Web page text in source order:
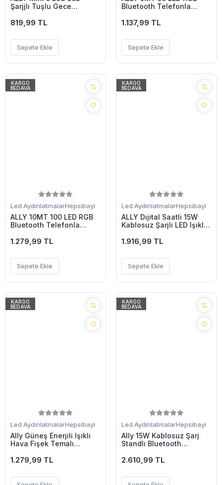
Şarjjlı Tuşlu Gece
819,99 TL
Sepete Ekle
Bluetooth Telefonla
Lamba İos-Android-
1.137,99 TL
Sepete Ekle
KARGO
BEDAVA
Led AydınlatmalarHepsibayi
ALLY 10MT 100 LED RGB
Bluetooth Telefonla
Lamba İos-Android-
1.279,99 TL
Sepete Ekle
KARGO
BEDAVA
Led AydınlatmalarHepsibayi
ALLY Dijital Saatli 15W
Kablosuz Şarjlı LED Işıklı
Lambası-(5775)
1.916,99 TL
Sepete Ekle
KARGO
BEDAVA
Led AydınlatmalarHepsibayi
Ally Güneş Enerjili Işıklı
Hava Fişek Temalı
(5775)
1.279,99 TL
KARGO
BEDAVA
Led AydınlatmalarHepsibayi
Ally 15W Kablosuz Şarj
Standlı Bluetooth
Lambası-(5775)
2.610,99 TL